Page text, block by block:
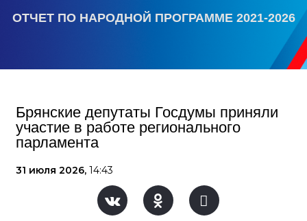
ОТЧЕТ ПО НАРОДНОЙ ПРОГРАММЕ 2021-2026
Брянские депутаты Госдумы приняли
участие в работе регионального
парламента
31 июля 2026, 14:43